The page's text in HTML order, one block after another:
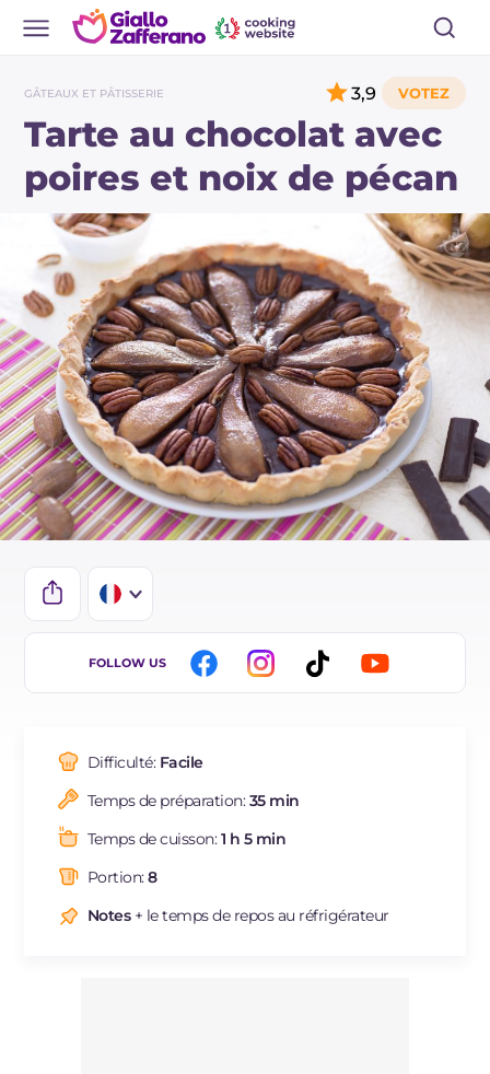
GÂTEAUX ET PÂTISSERIE
Tarte au chocolat avec
poires et noix de pécan
3,9
IT
ES
BR
FOLLOW US
Difficulté: Facile
Temps de préparation:35 min
Temps de cuisson:1 h 5 min
Portion:8
Notes+ le temps de repos au réfrigérateur